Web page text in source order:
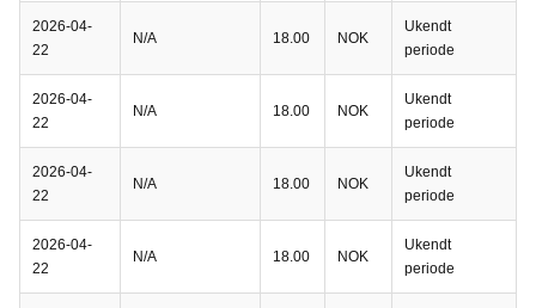
2026-04-
22
N/A 18.00 NOK
Ukendt
periode
2026-04-
22
N/A 18.00 NOK
Ukendt
periode
2026-04-
22
N/A 18.00 NOK
Ukendt
periode
2026-04-
22
N/A 18.00 NOK
Ukendt
periode